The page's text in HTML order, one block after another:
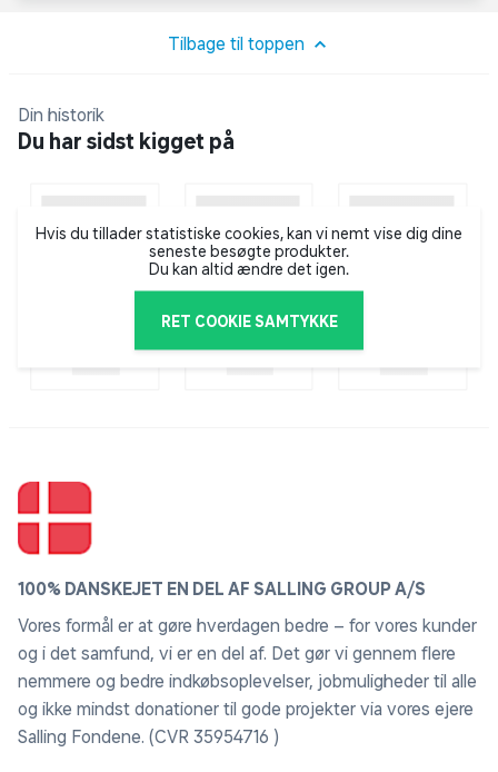
Tilbage til toppen
Din historik
Du har sidst kigget på
Hvis du tillader statistiske cookies, kan vi nemt vise dig dine
seneste besøgte produkter.
Du kan altid ændre det igen.
RET COOKIE SAMTYKKE
100% DANSKEJET EN DEL AF SALLING GROUP A/S
Vores formål er at gøre hverdagen bedre – for vores kunder
og i det samfund, vi er en del af. Det gør vi gennem flere
nemmere og bedre indkøbsoplevelser, jobmuligheder til alle
og ikke mindst donationer til gode projekter via vores ejere
Salling Fondene. (CVR 35954716 )